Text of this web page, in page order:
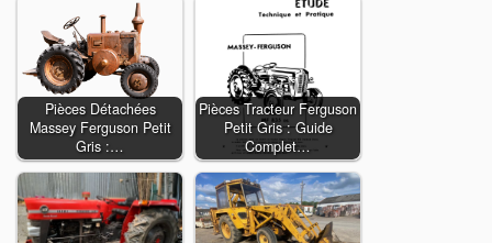
Pièces Détachées
Massey Ferguson Petit
Gris :…
Pièces Tracteur Ferguson
Petit Gris : Guide
Complet…